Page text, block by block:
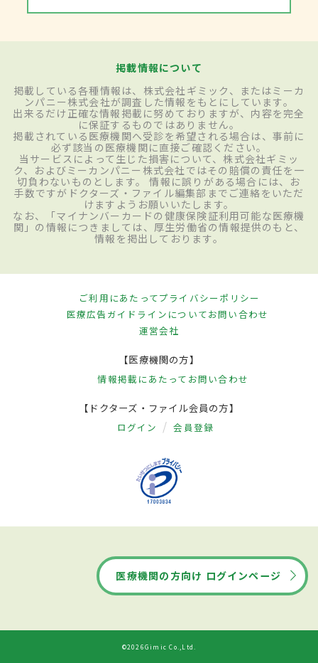
掲載情報について
掲載している各種情報は、株式会社ギミック、またはミーカ
ンパニー株式会社が調査した情報をもとにしています。
出来るだけ正確な情報掲載に努めておりますが、内容を完全
に保証するものではありません。
掲載されている医療機関へ受診を希望される場合は、事前に
必ず該当の医療機関に直接ご確認ください。
当サービスによって生じた損害について、株式会社ギミッ
ク、およびミーカンパニー株式会社ではその賠償の責任を一
切負わないものとします。 情報に誤りがある場合には、お
手数ですがドクターズ・ファイル編集部までご連絡をいただ
けますようお願いいたします。
なお、「マイナンバーカードの健康保険証利用可能な医療機
関」の情報につきましては、厚生労働省の情報提供のもと、
情報を掲出しております。
ご利用にあたってプライバシーポリシー
医療広告ガイドラインについてお問い合わせ
運営会社
【医療機関の方】
情報掲載にあたって お問い合わせ
【ドクターズ・ファイル会員の方】
ログイン 会員登録
医療機関の方向け ログインページ
©2026Gimic Co.,Ltd.